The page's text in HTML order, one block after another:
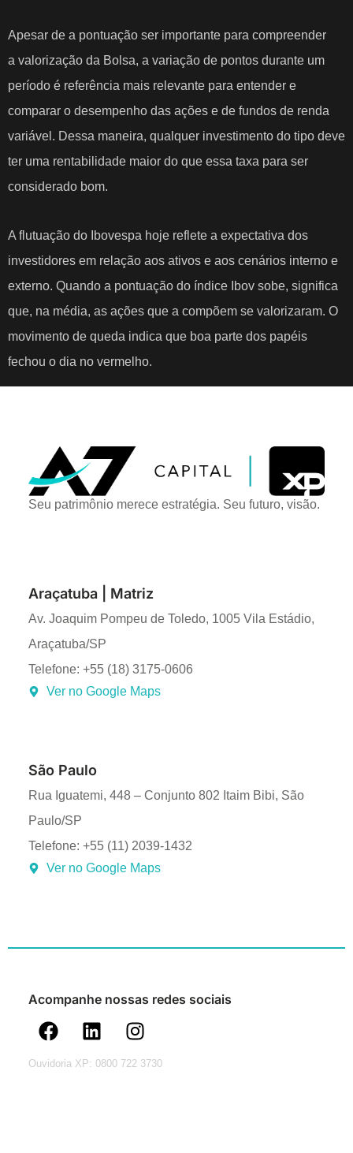
Apesar de a pontuação ser importante para compreender
a valorização da Bolsa, a variação de pontos durante um
período é referência mais relevante para entender e
comparar o desempenho das ações e de fundos de renda
variável. Dessa maneira, qualquer investimento do tipo deve
ter uma rentabilidade maior do que essa taxa para ser
considerado bom.
A flutuação do Ibovespa hoje reflete a expectativa dos
investidores em relação aos ativos e aos cenários interno e
externo. Quando a pontuação do índice Ibov sobe, significa
que, na média, as ações que a compõem se valorizaram. O
movimento de queda indica que boa parte dos papéis
fechou o dia no vermelho.
Seu patrimônio merece estratégia. Seu futuro, visão.
Araçatuba | Matriz
Av. Joaquim Pompeu de Toledo, 1005 Vila Estádio,
Araçatuba/SP
Telefone: +55 (18) 3175-0606
Ver no Google Maps
São Paulo
Rua Iguatemi, 448 – Conjunto 802 Itaim Bibi, São
Paulo/SP
Telefone: +55 (11) 2039-1432
Ver no Google Maps
Acompanhe nossas redes sociais
Ouvidoria XP: 0800 722 3730